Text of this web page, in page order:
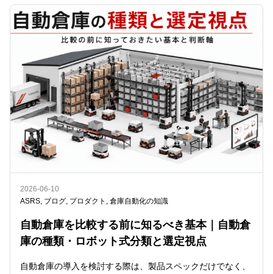
2026-06-10
ASRS ブログ プロダクト 倉庫自動化の知識
自動倉庫を比較する前に知るべき基本｜自動倉
庫の種類・ロボット式分類と選定視点
自動倉庫の導入を検討する際は、製品スペックだけでなく、